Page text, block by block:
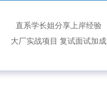
直系学长姐分享上岸经验
大厂实战项目 复试面试加成